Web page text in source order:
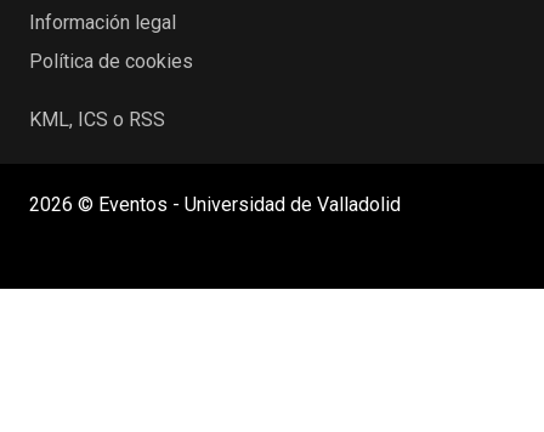
Información legal
Política de cookies
KML, ICS o RSS
2026 © Eventos - Universidad de Valladolid